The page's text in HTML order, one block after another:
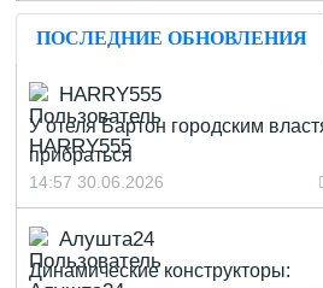
ПОСЛЕДНИЕ ОБНОВЛЕНИЯ
HARRY555
У отеля Бартон городским
прибраться
14:57 30.06.2026
Алушта24
Динамические конструкторы: